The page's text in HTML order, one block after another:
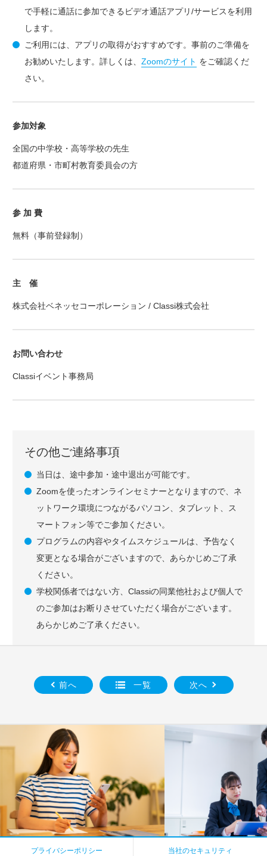
で手軽に通話に参加できるビデオ通話アプリ/サービスを利用
します。
ご利用には、アプリの取得がおすすめです。事前のご準備を
お勧めいたします。詳しくは、 Zoomのサイト をご確認くだ
さい。
参加対象
全国の中学校・高等学校の先生
都道府県・市町村教育委員会の方
参 加 費
無料（事前登録制）
主 催
株式会社ベネッセコーポレーション / Classi株式会社
お問い合わせ
Classiイベント事務局
その他ご連絡事項
当日は、途中参加・途中退出が可能です。
Zoomを使ったオンラインセミナーとなりますので、ネ
ットワーク環境につながるパソコン、タブレット、ス
マートフォン等でご参加ください。
プログラムの内容やタイムスケジュールは、予告なく
変更となる場合がございますので、あらかじめご了承
ください。
学校関係者ではない方、Classiの同業他社および個人で
のご参加はお断りさせていただく場合がございます。
あらかじめご了承ください。
前へ 一覧 次へ
プライバシーポリシー 当社のセキュリティ